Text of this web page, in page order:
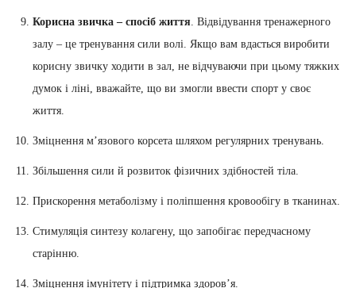
Корисна звичка – спосіб життя. Відвідування тренажерного
залу – це тренування сили волі. Якщо вам вдасться виробити
корисну звичку ходити в зал, не відчуваючи при цьому тяжких
думок і ліні, вважайте, що ви змогли ввести спорт у своє
життя.
Зміцнення м’язового корсета шляхом регулярних тренувань.
Збільшення сили й розвиток фізичних здібностей тіла.
Прискорення метаболізму і поліпшення кровообігу в тканинах.
Стимуляція синтезу колагену, що запобігає передчасному
старінню.
Зміцнення імунітету і підтримка здоров’я.